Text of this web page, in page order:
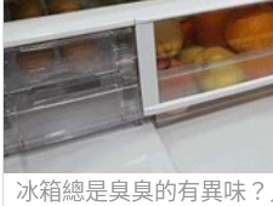
冰箱總是臭臭的有異味